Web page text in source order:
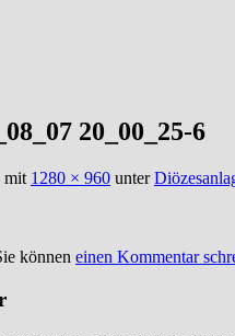
20_00_25-6
mit 1280 × 960 unter
können einen Kommentar